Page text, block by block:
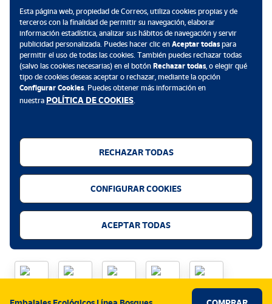
Para ti
Para tu empresa
Para tu interés
Descarga la App de Correos
.
Esta página web, propiedad de Correos, utiliza cookies propias y de
terceros con la finalidad de permitir su navegación, elaborar
información estadística, analizar sus hábitos de navegación y servir
publicidad personalizada. Puedes hacer clic en Aceptar todaspara
permitir el uso de todas las cookies. También puedes rechazar todas
(salvo las cookies necesarias) en el botón Rechazar todas, o elegir qué
tipo de cookies deseas aceptar o rechazar, mediante la opción
Configurar Cookies. Puedes obtener más información en
nuestra POLÍTICA DE COOKIES.
RECHAZAR TODAS
CONFIGURAR COOKIES
ACEPTAR TODAS